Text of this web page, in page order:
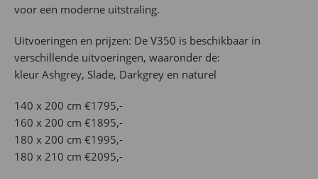
voor een moderne uitstraling.
Uitvoeringen en prijzen: De V350 is beschikbaar in
verschillende uitvoeringen, waaronder de:
kleur Ashgrey, Slade, Darkgrey en naturel
140 x 200 cm €1795,-
160 x 200 cm €1895,-
180 x 200 cm €1995,-
180 x 210 cm €2095,-